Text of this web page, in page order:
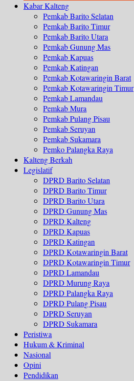
Kabar Kalteng
Pemkab Barito Selatan
Pemkab Barito Timur
Pemkab Barito Utara
Pemkab Gunung Mas
Pemkab Kapuas
Pemkab Katingan
Pemkab Kotawaringin Barat
Pemkab Kotawaringin Timur
Pemkab Lamandau
Pemkab Mura
Pemkab Pulang Pisau
Pemkab Seruyan
Pemkab Sukamara
Pemko Palangka Raya
Kalteng Berkah
Legislatif
DPRD Barito Selatan
DPRD Barito Timur
DPRD Barito Utara
DPRD Gunung Mas
DPRD Kalteng
DPRD Kapuas
DPRD Katingan
DPRD Kotawaringin Barat
DPRD Kotawaringin Timur
DPRD Lamandau
DPRD Murung Raya
DPRD Palangka Raya
DPRD Pulang Pisau
DPRD Seruyan
DPRD Sukamara
Peristiwa
Hukum & Kriminal
Nasional
Opini
Pendidikan